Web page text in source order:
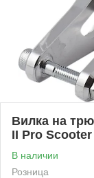
Вилка на
II Pro
В наличии
Розница